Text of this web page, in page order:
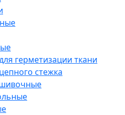
герметизации ткани
стежка